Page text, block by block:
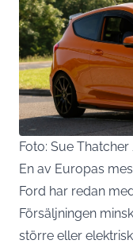
Foto: Sue
En av Europas
Ford har redan
Försäljningen
större eller